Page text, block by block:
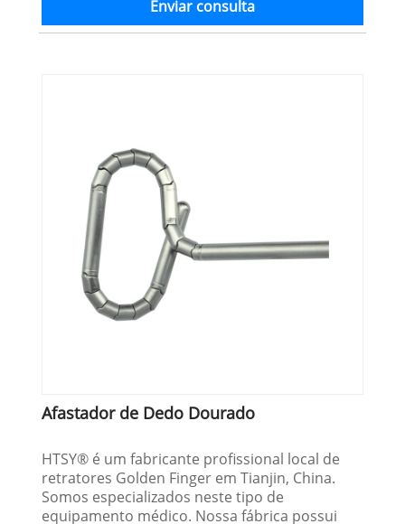
Enviar consulta
Afastador de Dedo Dourado
HTSY® é um fabricante profissional local de
retratores Golden Finger em Tianjin, China.
Somos especializados neste tipo de
equipamento médico. Nossa fábrica possui